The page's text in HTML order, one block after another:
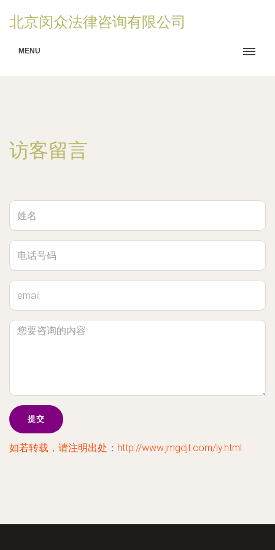
北京闵众法律咨询有限公司
MENU
访客留言
如若转载，请注明出处：http://www.jmgdjt.com/ly.html